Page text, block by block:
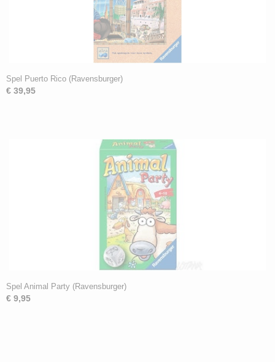
Spel Puerto Rico (Ravensburger)
€ 39,95
Spel Animal Party (Ravensburger)
€ 9,95